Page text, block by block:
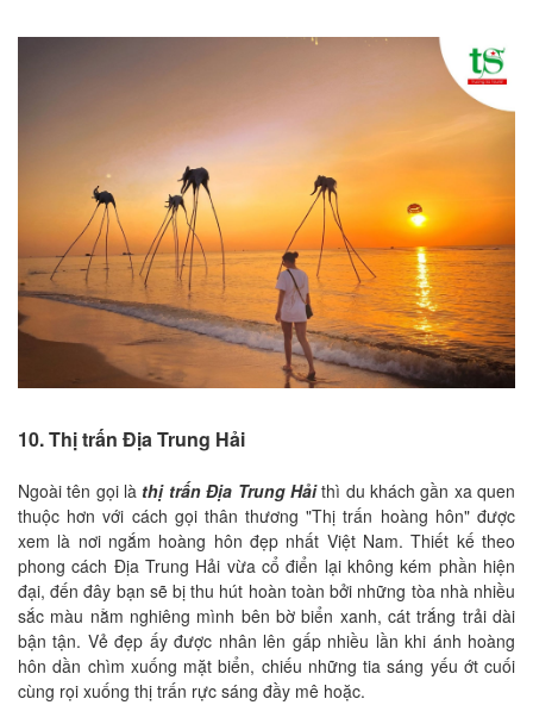
10. Thị trấn Địa Trung Hải
Ngoài tên gọi là thị trấn Địa Trung Hảithì du khách gần xa quen
thuộc hơn với cách gọi thân thương "Thị trấn hoàng hôn" được
xem là nơi ngắm hoàng hôn đẹp nhất Việt Nam. Thiết kế theo
phong cách Địa Trung Hải vừa cổ điển lại không kém phần hiện
đại, đến đây bạn sẽ bị thu hút hoàn toàn bởi những tòa nhà nhiều
sắc màu nằm nghiêng mình bên bờ biển xanh, cát trắng trải dài
bận tận. Vẻ đẹp ấy được nhân lên gấp nhiều lần khi ánh hoàng
hôn dần chìm xuống mặt biển, chiếu những tia sáng yếu ớt cuối
cùng rọi xuống thị trấn rực sáng đầy mê hoặc.